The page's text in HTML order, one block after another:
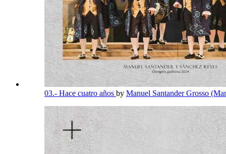
03.- Hace cuatro años by Manuel Santander Grosso